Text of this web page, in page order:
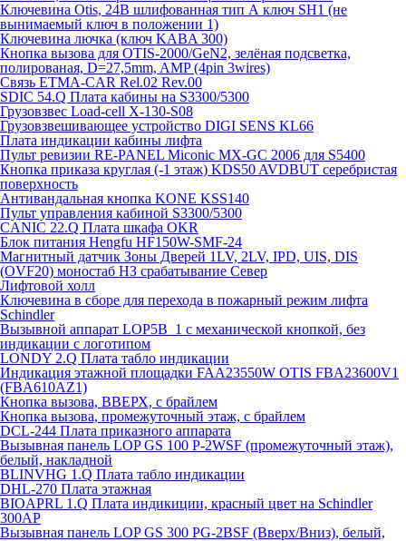
Ключевина Otis, 24В шлифованная тип А ключ SH1 (не
вынимаемый ключ в положении 1)
Ключевина лючка (ключ KABA 300)
Кнопка вызова для OTIS-2000/GeN2, зелёная подсветка,
полированая, D=27,5mm, AMP (4pin 3wires)
Связь ETMA-CAR Rel.02 Rev.00
SDIC 54.Q Плата кабины на S3300/5300
Грузовзвес Load-cell X-130-S08
Грузовзвешивающее устройство DIGI SENS KL66
Плата индикации кабины лифта
Пульт ревизии RE-PANEL Miconic MX-GC 2006 для S5400
Кнопка приказа круглая (-1 этаж) KDS50 AVDBUT серебристая
поверхность
Антивандальная кнопка KONE KSS140
Пульт управления кабиной S3300/5300
CANIC 22.Q Плата шкафа OKR
Блок питания Hengfu HF150W-SMF-24
Магнитный датчик Зоны Дверей 1LV, 2LV, IPD, UIS, DIS
(OVF20) моностаб НЗ срабатывание Cевер
Лифтовой холл
Ключевина в сборе для перехода в пожарный режим лифта
Schindler
Вызывной аппарат LOP5B_1 с механической кнопкой, без
индикации с логотипом
LONDY 2.Q Плата табло индикации
Индикация этажной площадки FAA23550W OTIS FBA23600V1
(FBA610AZ1)
Кнопка вызова, ВВЕРХ, с брайлем
Кнопка вызова, промежуточный этаж, с брайлем
DCL-244 Плата приказного аппарата
Вызывная панель LOP GS 100 P-2WSF (промежуточный этаж),
белый, накладной
BLINVHG 1.Q Плата табло индикации
DHL-270 Плата этажная
BIOAPRL 1.Q Плата индикиции, красный цвет на Schindler
300AP
Вызывная панель LOP GS 300 PG-2BSF (Вверх/Вниз), белый,